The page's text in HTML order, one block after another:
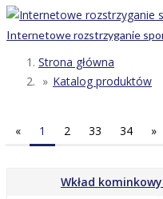
Internetowe rozstrzyganie
Strona główna
Katalog produktów
« 1 2 33 34 »
Wkład